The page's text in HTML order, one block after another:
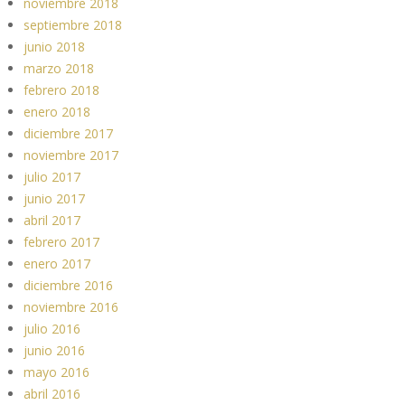
septiembre 2018
junio 2018
marzo 2018
febrero 2018
enero 2018
diciembre 2017
noviembre 2017
julio 2017
junio 2017
abril 2017
febrero 2017
enero 2017
diciembre 2016
noviembre 2016
julio 2016
junio 2016
mayo 2016
abril 2016